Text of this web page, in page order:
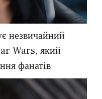
незвичайний
Wars, який
фанатів